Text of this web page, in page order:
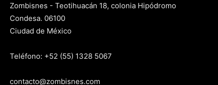
Zombisnes - Teotihuacán 18, colonia Hipódromo
Condesa. 06100
Ciudad de México
Teléfono: +52 (55) 1328 5067
contacto@zombisnes.com